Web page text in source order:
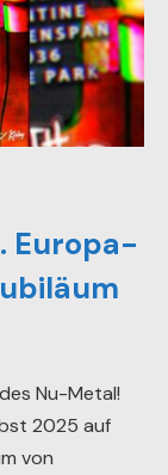
Europa-
Nu-Metal!
2025 auf
von